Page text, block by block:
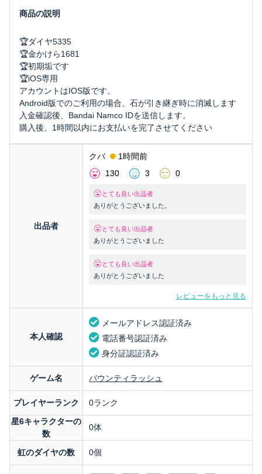
🏆ダイヤ5335
🏆金かけら1681
🏆初期垢です
🏆iOS専用
アカウントはIOS版です。
Android版でのご利用の場合、石が引き継ぎ時に消滅します
入金確認後、Bandai Namco IDを送信します。
購入後、1時間以内にお支払いを完了させてください
出品者
クバ
1時間前
130
3 0
とても良い出品者
ありがとうございました。
とても良い出品者
ありがとうございました
とても良い出品者
ありがとうございました
レビューをもっと見る
本人確認
メールアドレス認証済み
電話番号認証済み
身分証認証済み
ゲーム名 バウンティラッシュ
プレイヤーランク
0ランク
星6キャラクターの
数
0体
虹のダイヤの数 0個